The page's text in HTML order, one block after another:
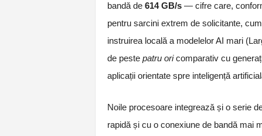
bandă de 614 GB/s— cifre care,
pentru sarcini extrem de solicitante,
instruirea locală a modelelor AI mari
de peste patru oricomparativ cu
aplicații orientate spre inteligență
Noile procesoare integrează și o serie
rapidă și cu o conexiune de bandă mai